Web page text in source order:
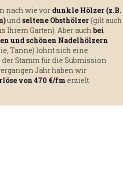
nach wie vor dunkle Hölzer (z.B.
und seltene Obsthölzer(gilt auch
Ihrem Garten). Aber auch bei
und schönen Nadelhölzern
Tanne) lohnt sich eine
der Stamm für die Submission
Jahr haben wir
von 470 €/fm erzielt.